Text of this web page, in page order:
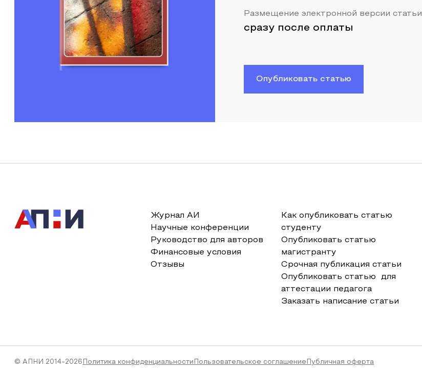
Размещение электронной версии статьи
сразу после оплаты
Опубликовать статью
Журнал АИ
Научные конференции
Руководство для авторов
Финансовые условия
Отзывы
Как опубликовать статью
студенту
Опубликовать статью
магистранту
Срочная публикация статьи
Опубликовать статью для
аттестации педагога
Заказать написание статьи
© АПНИ 2014-2026 Политика конфиденциальности Пользовательское соглашение Публичная оферта